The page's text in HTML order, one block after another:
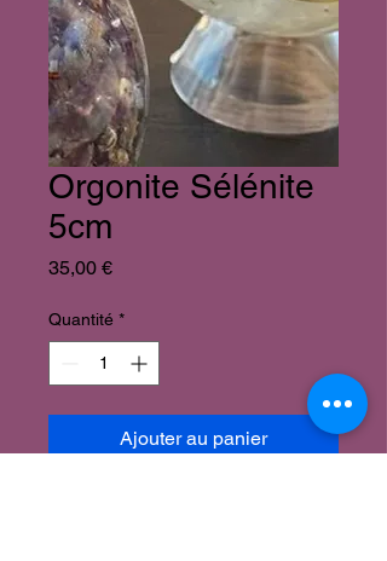
Orgonite Sélénite
5cm
35,00 €Prix
Quantité *
Ajouter au panier